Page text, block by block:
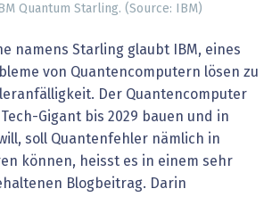
Quantum Starling. (Source: IBM)
namens Starling glaubt IBM, eines
von Quantencomputern lösen zu
Der Quantencomputer
Gigant bis 2029 bauen und in
soll Quantenfehler nämlich in
können, heisst es in einem sehr
Blogbeitrag. Darin